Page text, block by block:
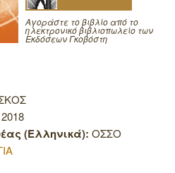
Αγοράστε το βιβλίο από το
ηλεκτρονικό βιβλιοπωλείο των
Εκδόσεων Γκοβόστη
2018
(Ελληνικά): ΟΣΣΟ